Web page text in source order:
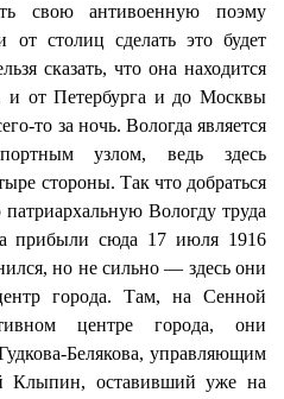
свою антивоенную поэму
от столиц сделать это будет
сказать, что она находится
и от Петербурга и до Москвы
то за ночь. Вологда является
узлом, ведь здесь
стороны. Так что добраться
Вологду труда
прибыли сюда 17 июля 1916
но не сильно — здесь они
города. Там, на Сенной
центре города, они
Белякова, управляющим
Клыпин, оставивший уже на